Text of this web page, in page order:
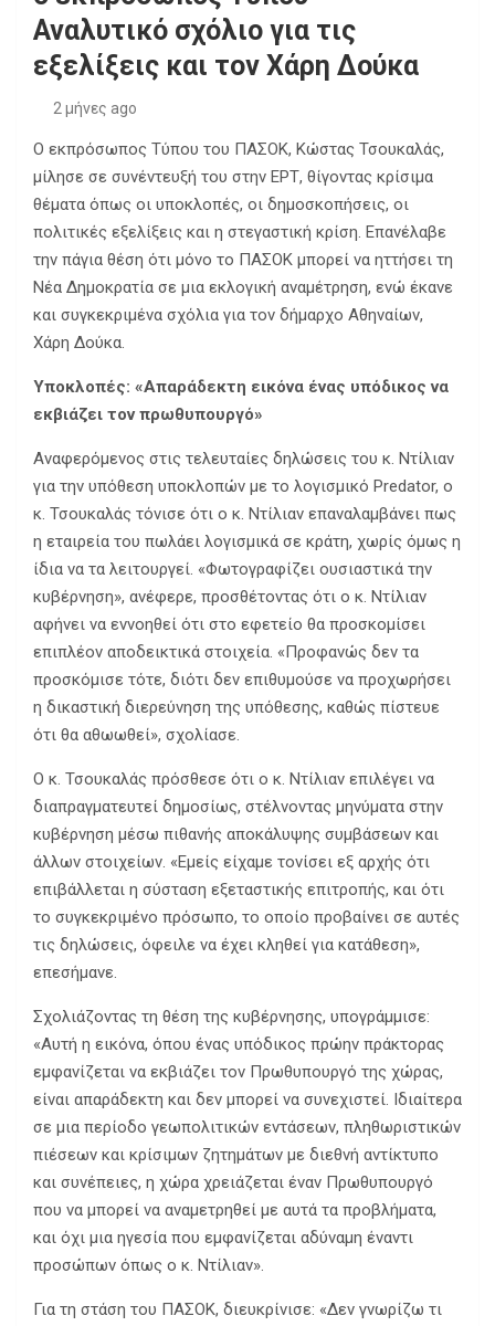
Αναλυτικό σχόλιο για τις
εξελίξεις και τον Χάρη Δούκα
2 μήνες ago
Ο εκπρόσωπος Τύπου του ΠΑΣΟΚ, Κώστας Τσουκαλάς,
μίλησε σε συνέντευξή του στην ΕΡΤ, θίγοντας κρίσιμα
θέματα όπως οι υποκλοπές, οι δημοσκοπήσεις, οι
πολιτικές εξελίξεις και η στεγαστική κρίση. Επανέλαβε
την πάγια θέση ότι μόνο το ΠΑΣΟΚ μπορεί να ηττήσει τη
Νέα Δημοκρατία σε μια εκλογική αναμέτρηση, ενώ έκανε
και συγκεκριμένα σχόλια για τον δήμαρχο Αθηναίων,
Χάρη Δούκα.
Υποκλοπές: «Απαράδεκτη εικόνα ένας υπόδικος να
εκβιάζει τον πρωθυπουργό»
Αναφερόμενος στις τελευταίες δηλώσεις του κ. Ντίλιαν
για την υπόθεση υποκλοπών με το λογισμικό Predator, ο
κ. Τσουκαλάς τόνισε ότι ο κ. Ντίλιαν επαναλαμβάνει πως
η εταιρεία του πωλάει λογισμικά σε κράτη, χωρίς όμως η
ίδια να τα λειτουργεί. «Φωτογραφίζει ουσιαστικά την
κυβέρνηση», ανέφερε, προσθέτοντας ότι ο κ. Ντίλιαν
αφήνει να εννοηθεί ότι στο εφετείο θα προσκομίσει
επιπλέον αποδεικτικά στοιχεία. «Προφανώς δεν τα
προσκόμισε τότε, διότι δεν επιθυμούσε να προχωρήσει
η δικαστική διερεύνηση της υπόθεσης, καθώς πίστευε
ότι θα αθωωθεί», σχολίασε.
Ο κ. Τσουκαλάς πρόσθεσε ότι ο κ. Ντίλιαν επιλέγει να
διαπραγματευτεί δημοσίως, στέλνοντας μηνύματα στην
κυβέρνηση μέσω πιθανής αποκάλυψης συμβάσεων και
άλλων στοιχείων. «Εμείς είχαμε τονίσει εξ αρχής ότι
επιβάλλεται η σύσταση εξεταστικής επιτροπής, και ότι
το συγκεκριμένο πρόσωπο, το οποίο προβαίνει σε αυτές
τις δηλώσεις, όφειλε να έχει κληθεί για κατάθεση»,
επεσήμανε.
Σχολιάζοντας τη θέση της κυβέρνησης, υπογράμμισε:
«Αυτή η εικόνα, όπου ένας υπόδικος πρώην πράκτορας
εμφανίζεται να εκβιάζει τον Πρωθυπουργό της χώρας,
είναι απαράδεκτη και δεν μπορεί να συνεχιστεί. Ιδιαίτερα
σε μια περίοδο γεωπολιτικών εντάσεων, πληθωριστικών
πιέσεων και κρίσιμων ζητημάτων με διεθνή αντίκτυπο
και συνέπειες, η χώρα χρειάζεται έναν Πρωθυπουργό
που να μπορεί να αναμετρηθεί με αυτά τα προβλήματα,
και όχι μια ηγεσία που εμφανίζεται αδύναμη έναντι
προσώπων όπως ο κ. Ντίλιαν».
Για τη στάση του ΠΑΣΟΚ, διευκρίνισε: «Δεν γνωρίζω τι